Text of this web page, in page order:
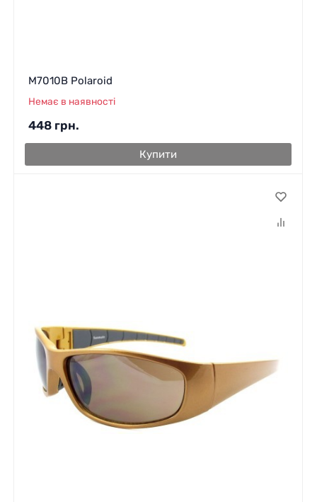
M7010B Polaroid
Немає в наявності
448 грн.
Купити